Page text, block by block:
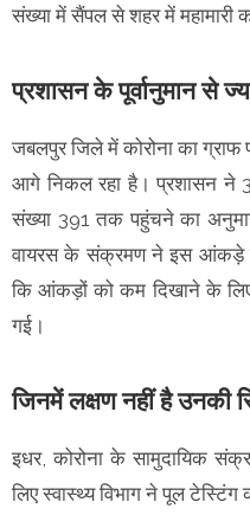
संख्या में सैंपल से शहर में महामारी
प्रशासन के पूर्वानुमान से
जबलपुर जिले में कोरोना का
आगे निकल रहा है। प्रशासन ने
संख्या 391 तक पहुंचने का
वायरस के संक्रमण ने इस आंकड़े
कि आंकड़ों को कम दिखाने के
गई।
जिनमें लक्षण नहीं है उनकी
इधर, कोरोना के सामुदायिक
लिए स्वास्थ्य विभाग ने पूल